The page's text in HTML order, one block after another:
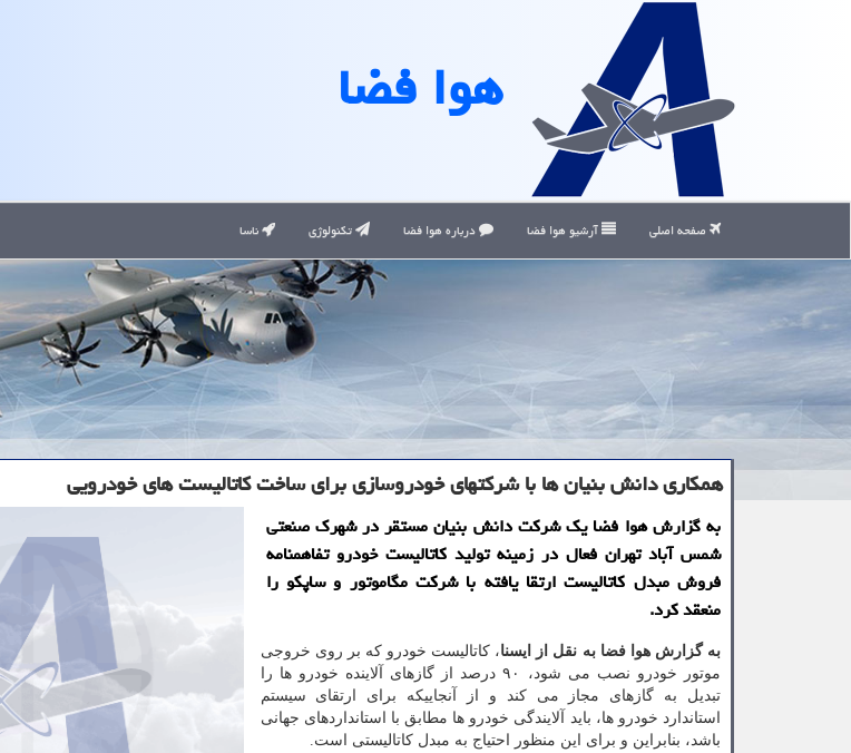
هوا فضا
صفحه اصلی آرشیو هوا فضا درباره هوا فضا تکنولوژی ناسا
همکاری دانش بنیان ها با شرکتهای خودروسازی برای ساخت کاتالیست های خودرویی
به گزارش هوا فضا یک شرکت دانش بنیان مستقر در شهرک صنعتی
شمس آباد تهران فعال در زمینه تولید کاتالیست خودرو تفاهمنامه
فروش مبدل کاتالیست ارتقا یافته با شرکت مگاموتور و ساپکو را
منعقد کرد.
به گزارش هوا فضا به نقل از ایسنا، کاتالیست خودرو که بر روی خروجی
موتور خودرو نصب می شود، ۹۰ درصد از گازهای آلاینده خودرو ها را
تبدیل به گازهای مجاز می کند و از آنجاییکه برای ارتقای سیستم
استاندارد خودرو ها، باید آلایندگی خودرو ها مطابق با استانداردهای جهانی
باشد، بنابراین و برای این منظور احتیاج به مبدل کاتالیستی است.